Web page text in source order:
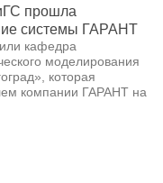
прошла
системы ГАРАНТ
кафедра
моделирования
которая
компании ГАРАНТ на